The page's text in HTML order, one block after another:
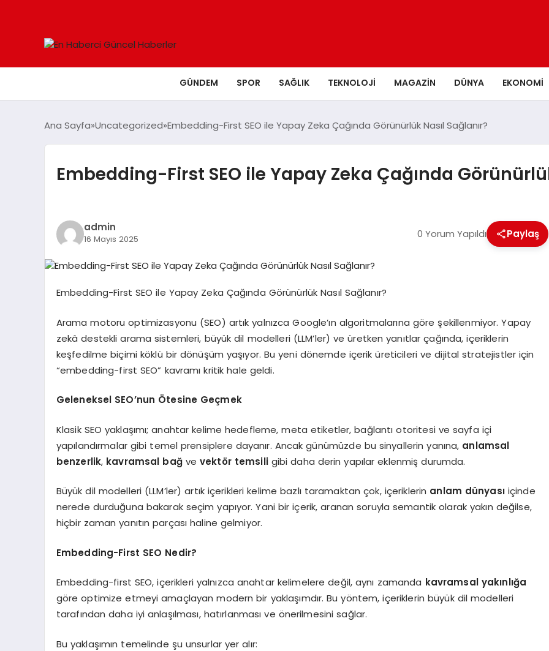
GÜNDEM SPOR SAĞLIK TEKNOLOJI MAGAZIN DÜNYA EKONOMI
Ana Sayfa Uncategorized Embedding-First SEO ile Yapay Zeka Çağında Görünürlük Nasıl Sağlanır?
Embedding-First SEO ile Yapay Zeka Çağında
admin
16 Mayıs 2025 0 Yorum Yapıldı Paylaş
Embedding-First SEO ile Yapay Zeka Çağında Görünürlük Nasıl Sağlanır?
Arama motoru optimizasyonu (SEO) artık yalnızca Google’ın algoritmalarına göre şekillenmiyor. Yapay
zekâ destekli arama sistemleri, büyük dil modelleri (LLM’ler) ve üretken yanıtlar çağında, içeriklerin
keşfedilme biçimi köklü bir dönüşüm yaşıyor. Bu yeni dönemde içerik üreticileri ve dijital stratejistler için
“embedding-first SEO” kavramı kritik hale geldi.
Geleneksel SEO’nun Ötesine Geçmek
Klasik SEO yaklaşımı; anahtar kelime hedefleme, meta etiketler, bağlantı otoritesi ve sayfa içi
yapılandırmalar gibi temel prensiplere dayanır. Ancak günümüzde bu sinyallerin yanına, anlamsal
benzerlik, kavramsal bağve vektör temsiligibi daha derin yapılar eklenmiş durumda.
Büyük dil modelleri (LLM’ler) artık içerikleri kelime bazlı taramaktan çok, içeriklerin anlam dünyasıiçinde
nerede durduğuna bakarak seçim yapıyor. Yani bir içerik, aranan soruyla semantik olarak yakın değilse,
hiçbir zaman yanıtın parçası haline gelmiyor.
Embedding-First SEO Nedir?
Embedding-first SEO, içerikleri yalnızca anahtar kelimelere değil, aynı zamanda kavramsal yakınlığa
göre optimize etmeyi amaçlayan modern bir yaklaşımdır. Bu yöntem, içeriklerin büyük dil modelleri
tarafından daha iyi anlaşılması, hatırlanması ve önerilmesini sağlar.
Bu yaklaşımın temelinde şu unsurlar yer alır: